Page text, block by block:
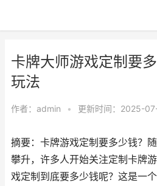
卡牌大师游戏定制要
玩法
作者： admin • 更新时间：2025-
摘要：卡牌游戏定制要多少钱？
攀升，许多人开始关注定制卡牌
戏定制到底要多少钱呢？这是一